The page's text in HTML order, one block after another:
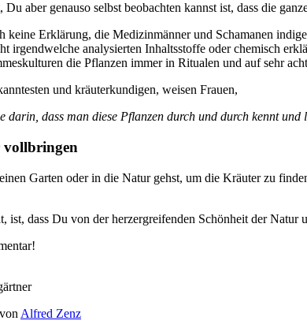
aber genauso selbst beobachten kannst ist, dass die
keine Erklärung, die Medizinmänner und Schamanen
irgendwelche analysierten Inhaltsstoffe oder chemisch
die Pflanzen immer in Ritualen und auf sehr
und kräuterkundigen, weisen Frauen,
darin, dass man diese Pflanzen durch und durch kennt
vollbringen
Garten oder in die Natur gehst, um die Kräuter zu
ist, dass Du von der herzergreifenden Schönheit der
von Alfred Zenz